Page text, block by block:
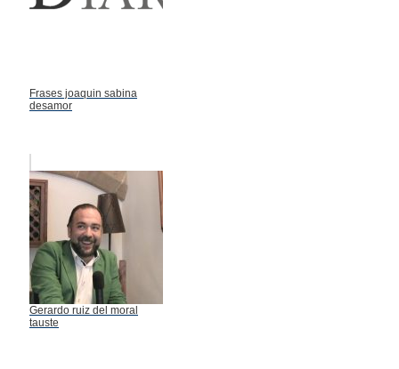
Frases joaquin sabina
desamor
Gerardo ruiz del moral
tauste